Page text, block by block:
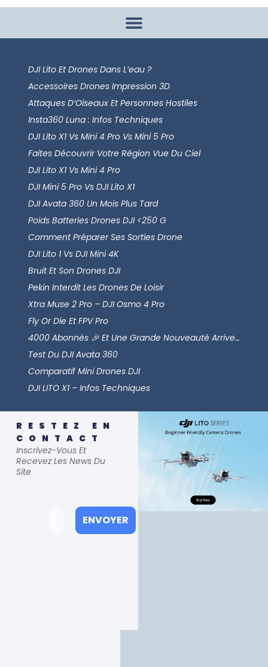
DJI Lito Et Drones Dans L’eau ?
Accessoires Drones Impression 3D
Attaques D’Oiseaux Et Personnes Hostiles
Insta360 Luna : Infos Techniques
DJI Lito X1 Vs Mini 4 Pro Vs Mini 5 Pro
Faites Découvrir Votre Région Vue Du Ciel
DJI Lito X1 Vs Mini 4 Pro
DJI Mini 5 Pro Vs DJI Lito X1
DJI Avata 360 Un Mois Plus Tard
Poids Batteries Drones DJI <250 G
Comment Préparer Ses Sorties Drone
DJI Lito 1 Vs DJI Mini 4K
Bruit Et Son Drones DJI
Pekin Interdit Les Drones De Loisir
Xtra Muse 2 Pro – DJI Osmo 4 Pro
Fly Or Die Et FPV Pro
4000 Abonnés 🎉 Et Une Grande Nouveauté Arrive…
Test Du DJI Avata 360
Comparatif Mini Drones DJI
DJI LITO X1 – Infos Techniques
RESTEZ EN
CONTACT
Inscrivez-Vous Et
Recevez Les News Du
Site